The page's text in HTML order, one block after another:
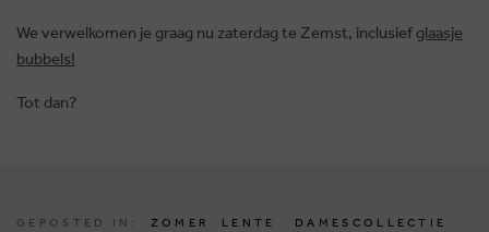
We verwelkomen je graag nu zaterdag te Zemst, inclusiefglaasje
bubbels!
Tot dan?
GEPOSTED IN: Z O M E R L E NT E DA M ES C O L L ECT I E